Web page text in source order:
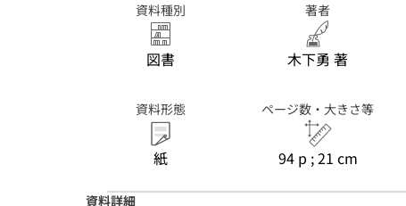
資料種別
図書
著者
木下勇 著
資料形態
紙
ページ数・大きさ等
94 p ; 21 cm
資料詳細